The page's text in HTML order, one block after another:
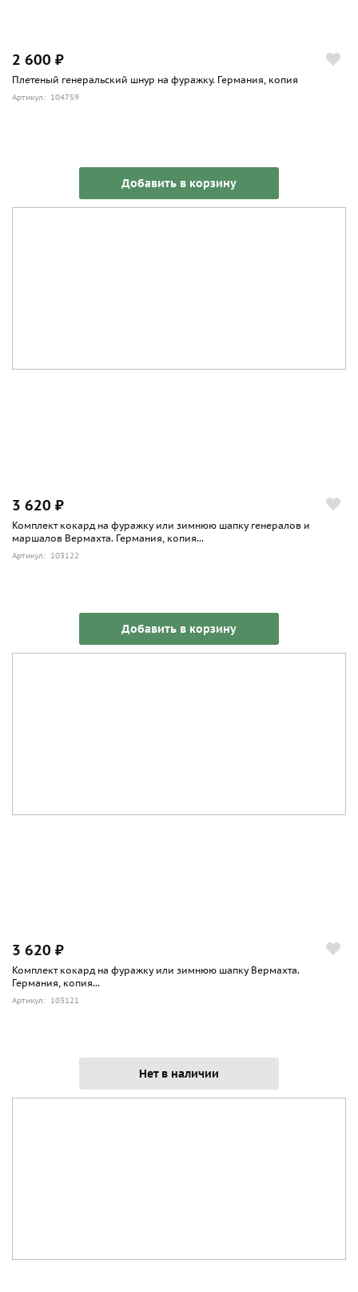
2 600 ₽
Плетеный генеральский шнур на фуражку. Германия, копия
Артикул: 104759
Добавить в корзину
3 620 ₽
Комплект кокард на фуражку или зимнюю шапку генералов и
маршалов Вермахта. Германия, копия...
Артикул: 103122
Добавить в корзину
3 620 ₽
Комплект кокард на фуражку или зимнюю шапку Вермахта.
Германия, копия...
Артикул: 103121
Нет в наличии